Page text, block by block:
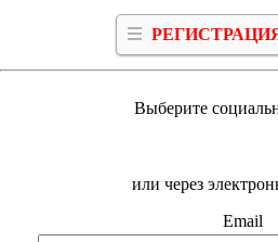
Выберите
или через
Email